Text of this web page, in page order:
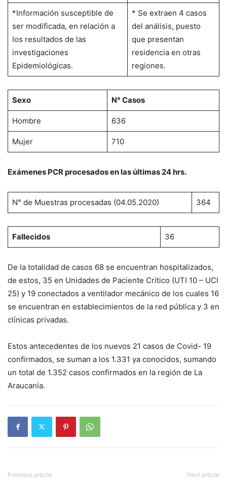
*Información susceptible de
ser modificada, en relación a
los resultados de las
investigaciones
Epidemiológicas.
* Se extraen 4 casos
del análisis, puesto
que presentan
residencia en otras
regiones.
Sexo N° Casos
Hombre 636
Mujer 710
Exámenes PCR procesados en las últimas 24 hrs.
N° de Muestras procesadas (04.05.2020) 364
Fallecidos 36
De la totalidad de casos 68 se encuentran hospitalizados,
de estos, 35 en Unidades de Paciente Crítico (UTI 10 – UCI
25) y 19 conectados a ventilador mecánico de los cuales 16
se encuentran en establecimientos de la red pública y 3 en
clínicas privadas.
Estos antecedentes de los nuevos 21 casos de Covid- 19
confirmados, se suman a los 1.331 ya conocidos, sumando
un total de 1.352 casos confirmados en la región de La
Araucanía.
Previous article Next article